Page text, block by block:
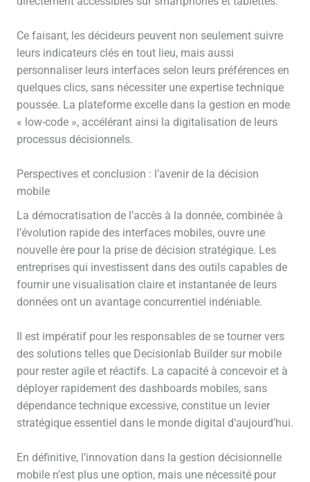
Ce faisant, les décideurs peuvent non seulement suivre
leurs indicateurs clés en tout lieu, mais aussi
personnaliser leurs interfaces selon leurs préférences en
quelques clics, sans nécessiter une expertise technique
poussée. La plateforme excelle dans la gestion en mode
« low-code », accélérant ainsi la digitalisation de leurs
processus décisionnels.
Perspectives et conclusion : l’avenir de la décision
mobile
La démocratisation de l’accès à la donnée, combinée à
l’évolution rapide des interfaces mobiles, ouvre une
nouvelle ère pour la prise de décision stratégique. Les
entreprises qui investissent dans des outils capables de
fournir une visualisation claire et instantanée de leurs
données ont un avantage concurrentiel indéniable.
Il est impératif pour les responsables de se tourner vers
des solutions telles que Decisionlab Builder sur mobile
pour rester agile et réactifs. La capacité à concevoir et à
déployer rapidement des dashboards mobiles, sans
dépendance technique excessive, constitue un levier
stratégique essentiel dans le monde digital d’aujourd’hui.
En définitive, l’innovation dans la gestion décisionnelle
mobile n’est plus une option, mais une nécessité pour